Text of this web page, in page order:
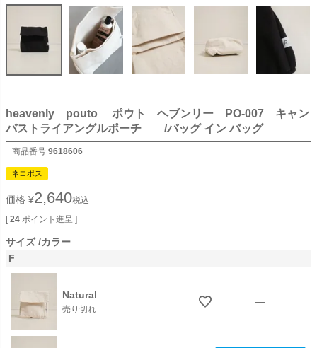
heavenly pouto ポウト ヘブンリー PO-007 キャン
バストライアングルポーチ /バッグ イン バッグ
商品番号 9618606
ネコポス
価格 ¥2,640税込
[ 24 ポイント進呈 ]
サイズ カラー
F
Natural
売り切れ
—